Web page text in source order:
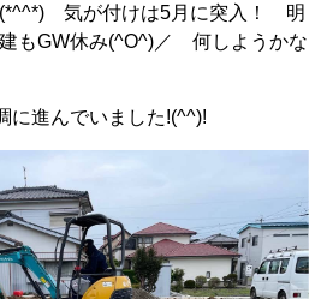
気が付けは5月に突入！ 明
もGW休み(^O^)／ 何しようかな
に進んでいました!(^^)!